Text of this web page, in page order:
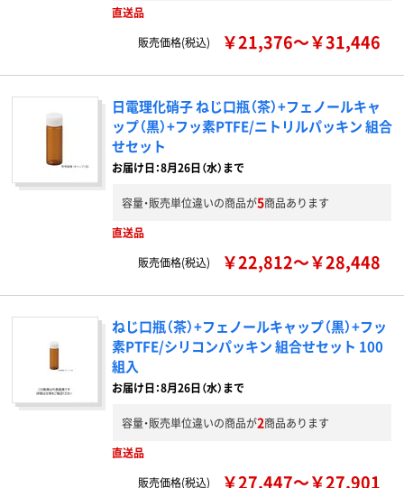
直送品
販売価格(税込)
￥21,376～￥31,446
日電理化硝子 ねじ口瓶（茶）+フェノールキャ
ップ（黒）+フッ素PTFE/ニトリルパッキン 組合
せセット
お届け日：8月26日（水）まで
容量・販売単位違いの商品が5商品あります
直送品
販売価格(税込)
￥22,812～￥28,448
ねじ口瓶（茶）+フェノールキャップ（黒）+フッ
素PTFE/シリコンパッキン 組合せセット 100
組入
お届け日：8月26日（水）まで
容量・販売単位違いの商品が2商品あります
直送品
販売価格(税込)
￥27,447～￥27,901